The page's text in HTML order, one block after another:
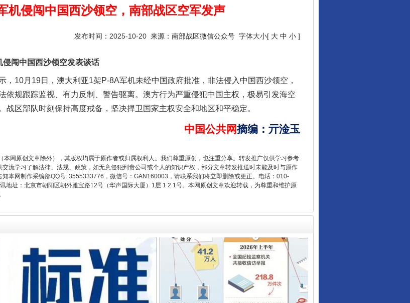
机侵闯中国西沙领空，南部战区空军发声
发布时间：2025-10-20 来源： 南部战区微信公众号 字体大小[ 大 中 小 ]
闯中国西沙领空发表谈话
10月19日，澳大利亚1架P-8A军机未经中国政府批准，非法侵入中国西沙领空，
依规跟踪监视、有力反制、警告驱离。澳方行为严重侵犯中国主权，极易引发海空
区部队时刻保持高度戒备，坚决捍卫国家主权安全和地区和平稳定。
中国公共网摘编 ： 亓淦玉
本网原创文章除外），其版权均属于原作者或归属权利人。我们尊重原创，也注重分享。转发推广仅供学习参考
流学习了解法律、法规、政策，如无意侵犯到贵公司或个人的知识产权，部分文章转发推送时未能及时与原作
本网制作采编部QQ号: 3555333776，微信号：GAN160003，请联系我们将立即删除或更正。电话：010-
址：北京市朝阳区朝外雅宝路12号（华声国际大厦）1层 1 2 1号。本网原创文章欢迎转载，为尊重和维护原
一纸欠条伤亲情 巡回调解促和解.. 行业协会接连发公告
法徽映军营 权益有保障 让核能赋能千行百业
一批国家标准开始实施 从数据变化看反腐深化